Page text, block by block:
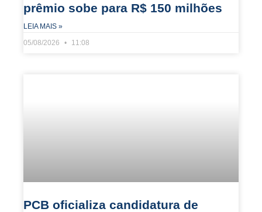
prêmio sobe para R$ 150 milhões
LEIA MAIS »
05/08/2026
11:08
PCB oficializa candidatura de